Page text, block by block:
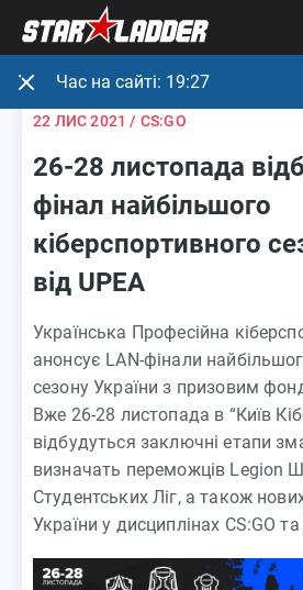
Час на сайті: 19:27
22 ЛИС 2021 / CS:GO
26-28 листопада
фінал найбільшого
кіберспортивного
від UPEA
Українська Професійна
анонсує LAN-фінали
сезону України з призовим
Вже 26-28 листопада в “Київ
відбудуться заключні етапи
визначать переможців Legion
Студентських Ліг, а також
України у дисциплінах CS:GO